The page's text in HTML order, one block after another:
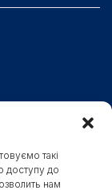
такі
доступу до
нам